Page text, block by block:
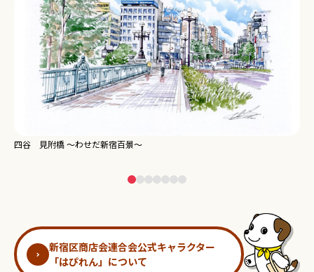
新宿区商店会連合会公式キャラクター
「はぴれん」について